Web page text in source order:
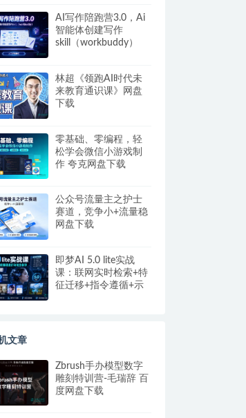
AI写作陪跑营3.0，Ai
智能体创建写作
skill（workbuddy）
林超《领跑AI时代未
来教育通识课》网盘
下载
零基础、零编程，轻
松学会微信小游戏制
作 夸克网盘下载
公众号流量主之护士
赛道，竞争小+流量稳
网盘下载
即梦AI 5.0 lite实战
课：联网实时检索+特
征迁移+指令遵循+示
文章
Zbrush手办模型数字
雕刻特训营-毛瑞辞 百
度网盘下载